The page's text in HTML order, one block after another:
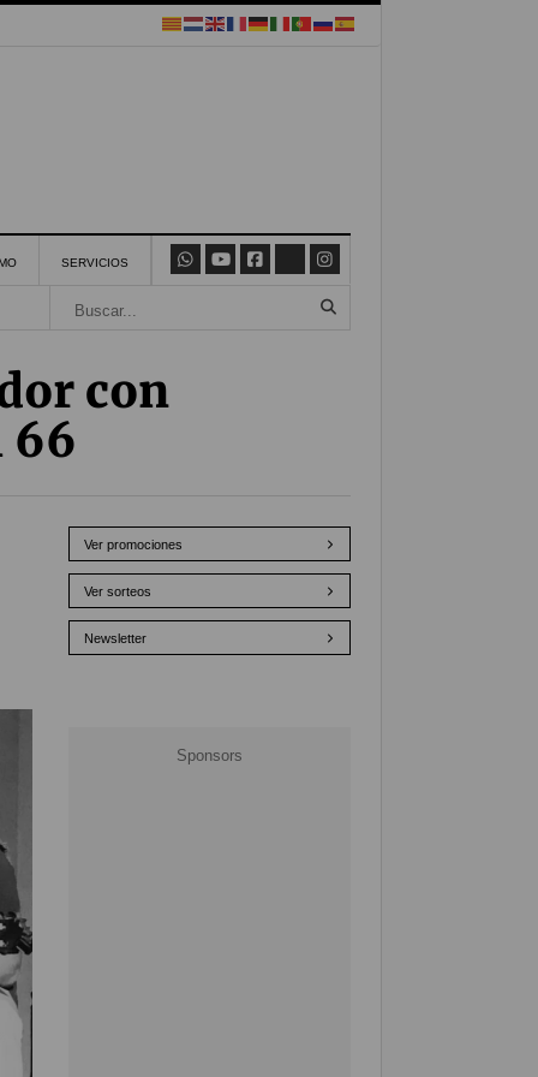
SERVICIOS
con
66
Ver promociones
Ver sorteos
Newsletter